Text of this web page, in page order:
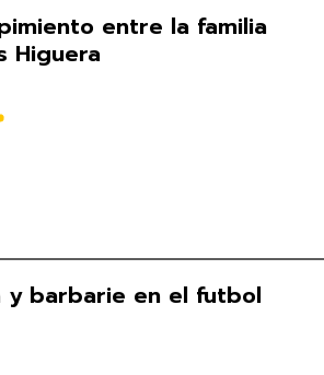
entre la familia
Higuera
y barbarie en el futbol